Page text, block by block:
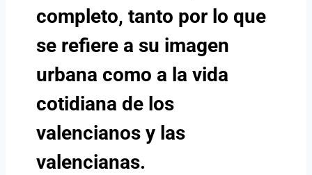
completo, tanto por lo que
se refiere a su imagen
urbana como a la vida
cotidiana de los
valencianos y las
valencianas.